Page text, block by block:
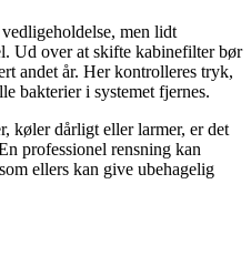
men lidt
Ud over at skifte kabinefilter bør
andet år. Her kontrolleres tryk,
bakterier i systemet fjernes.
køler dårligt eller larmer, er det
professionel rensning kan
ellers kan give ubehagelig